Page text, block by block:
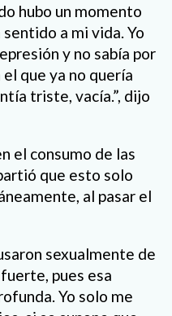
hubo un momento
a mi vida. Yo
y no sabía por
que ya no quería
triste, vacía.”, dijo
el consumo de las
que esto solo
al pasar el
sexualmente de
pues esa
Yo solo me